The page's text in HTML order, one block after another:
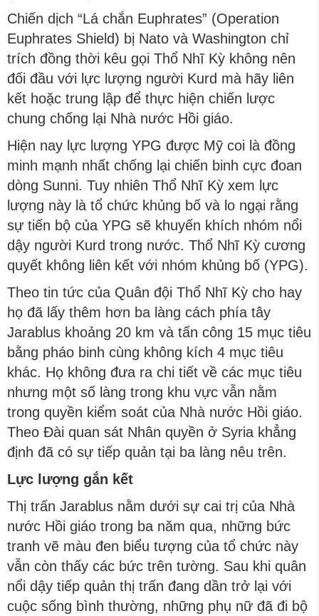
Chiến dịch “Lá chắn Euphrates” (Operation
Euphrates Shield) bị Nato và Washington chỉ
trích đồng thời kêu gọi Thổ Nhĩ Kỳ không nên
đối đầu với lực lượng người Kurd mà hãy liên
kết hoặc trung lập để thực hiện chiến lược
chung chống lại Nhà nước Hồi giáo.
Hiện nay lực lượng YPG được Mỹ coi là đồng
minh mạnh nhất chống lại chiến binh cực đoan
dòng Sunni. Tuy nhiên Thổ Nhĩ Kỳ xem lực
lượng này là tổ chức khủng bố và lo ngại rằng
sự tiến bộ của YPG sẽ khuyến khích nhóm nổi
dậy người Kurd trong nước. Thổ Nhĩ Kỳ cương
quyết không liên kết với nhóm khủng bố (YPG).
Theo tin tức của Quân đội Thổ Nhĩ Kỳ cho hay
họ đã lấy thêm hơn ba làng cách phía tây
Jarablus khoảng 20 km và tấn công 15 mục tiêu
bằng pháo binh cùng không kích 4 mục tiêu
khác. Họ không đưa ra chi tiết về các mục tiêu
nhưng một số làng trong khu vực vẫn nằm
trong quyền kiểm soát của Nhà nước Hồi giáo.
Theo Đài quan sát Nhân quyền ở Syria khẳng
định đã có sự tiếp quản tại ba làng nêu trên.
Lực lượng gắn kết
Thị trấn Jarablus nằm dưới sự cai trị của Nhà
nước Hồi giáo trong ba năm qua, những bức
tranh vẽ màu đen biểu tượng của tổ chức này
vẫn còn thấy các bức trên tường. Sau khi quân
nổi dậy tiếp quản thị trấn đang dần trở lại với
cuộc sống bình thường, những phụ nữ đã đi bộ